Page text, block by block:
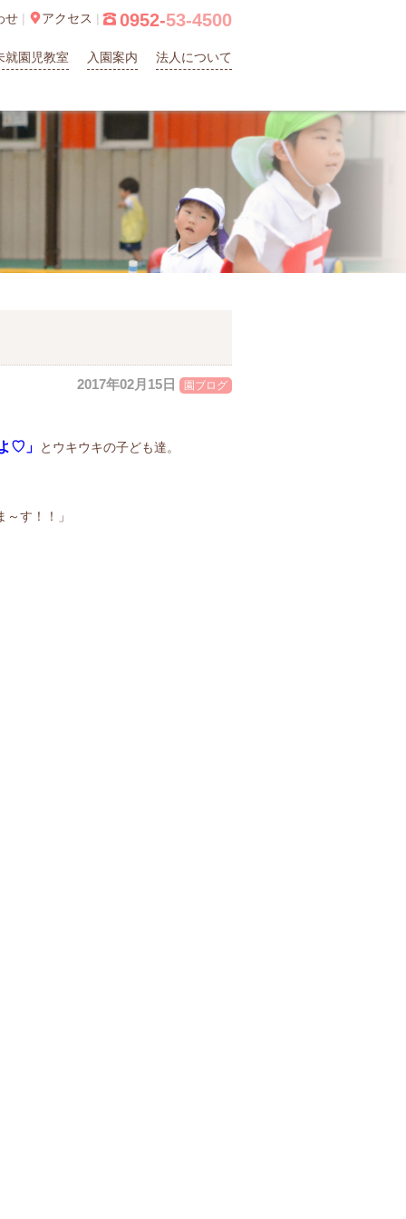
就園児教室 入園案内 法人について
せ | アクセス |  0952-53-4500
2017年02月15日 園ブログ
♡」 とウキウキの子ども達。
す！！」